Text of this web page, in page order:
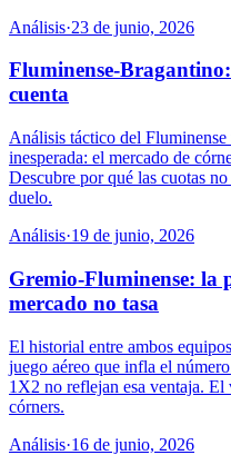
Análisis·23 de junio, 2026
Fluminense-
cuenta
Análisis táctico del
inesperada: el mercado de
Descubre por qué las cuotas
duelo.
Análisis·19 de junio, 2026
Gremio-Fluminense: la
mercado no tasa
El historial entre ambos
juego aéreo que infla el
1X2 no reflejan esa ventaja. El
córners.
Análisis·16 de junio, 2026